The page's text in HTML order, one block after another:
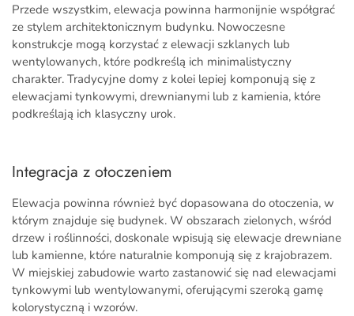
Przede wszystkim, elewacja powinna harmonijnie współgrać
ze stylem architektonicznym budynku. Nowoczesne
konstrukcje mogą korzystać z elewacji szklanych lub
wentylowanych, które podkreślą ich minimalistyczny
charakter. Tradycyjne domy z kolei lepiej komponują się z
elewacjami tynkowymi, drewnianymi lub z kamienia, które
podkreślają ich klasyczny urok.
Integracja z otoczeniem
Elewacja powinna również być dopasowana do otoczenia, w
którym znajduje się budynek. W obszarach zielonych, wśród
drzew i roślinności, doskonale wpisują się elewacje drewniane
lub kamienne, które naturalnie komponują się z krajobrazem.
W miejskiej zabudowie warto zastanowić się nad elewacjami
tynkowymi lub wentylowanymi, oferującymi szeroką gamę
kolorystyczną i wzorów.